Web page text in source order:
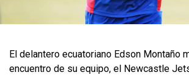
El delantero ecuatoriano Edson Montaño
encuentro de su equipo, el Newcastle